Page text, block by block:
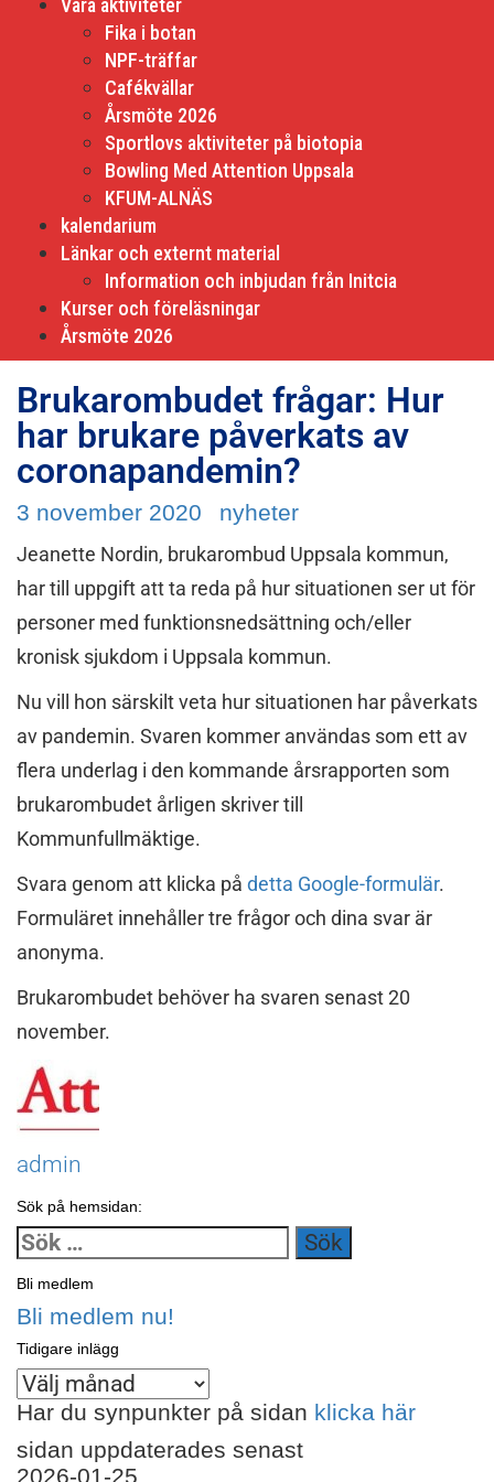
Våra aktiviteter
Fika i botan
NPF-träffar
Cafékvällar
Årsmöte 2026
Sportlovs aktiviteter på biotopia
Bowling Med Attention Uppsala
KFUM-ALNÄS
kalendarium
Länkar och externt material
Information och inbjudan från Initcia
Kurser och föreläsningar
Årsmöte 2026
Brukarombudet frågar: Hur
har brukare påverkats av
coronapandemin?
3 november 2020 nyheter
Jeanette Nordin, brukarombud Uppsala kommun,
har till uppgift att ta reda på hur situationen ser ut för
personer med funktionsnedsättning och/eller
kronisk sjukdom i Uppsala kommun.
Nu vill hon särskilt veta hur situationen har påverkats
av pandemin. Svaren kommer användas som ett av
flera underlag i den kommande årsrapporten som
brukarombudet årligen skriver till
Kommunfullmäktige.
Svara genom att klicka på detta Google-formulär.
Formuläret innehåller tre frågor och dina svar är
anonyma.
Brukarombudet behöver ha svaren senast 20
november.
admin
Sök på hemsidan:
Sök
efter:
Bli medlem
Bli medlem nu!
Tidigare inlägg
Tidigare
inlägg
Har du synpunkter på sidan klicka här
sidan uppdaterades senast
2026-01-25